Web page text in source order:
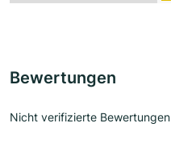
Bewertungen
Nicht verifizierte Bewertungen